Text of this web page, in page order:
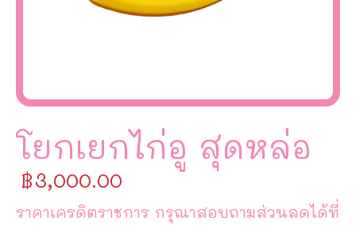
โยกเยกไก่อู สุดหล่อ
฿3,000.00
ราคาเครดิตราชการ กรุณาสอบถามส่วนลดได้ที่